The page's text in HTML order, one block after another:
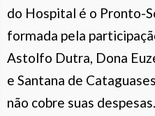
do Hospital é o Pronto-
formada pela
Astolfo Dutra, Dona
e Santana de
não cobre suas